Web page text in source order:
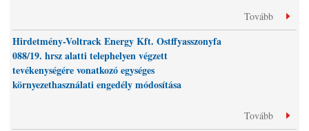
Tovább
Hirdetmény-Voltrack Energy Kft. Ostffyasszonyfa
088/19. hrsz alatti telephelyen végzett
tevékenységére vonatkozó egységes
környezethasználati engedély módosítása
Tovább